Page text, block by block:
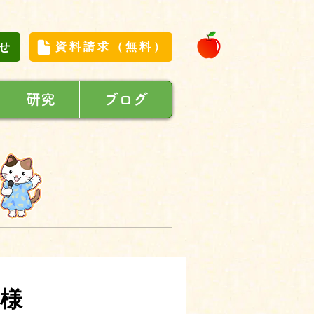
資料請求（無料）
研究 ブログ